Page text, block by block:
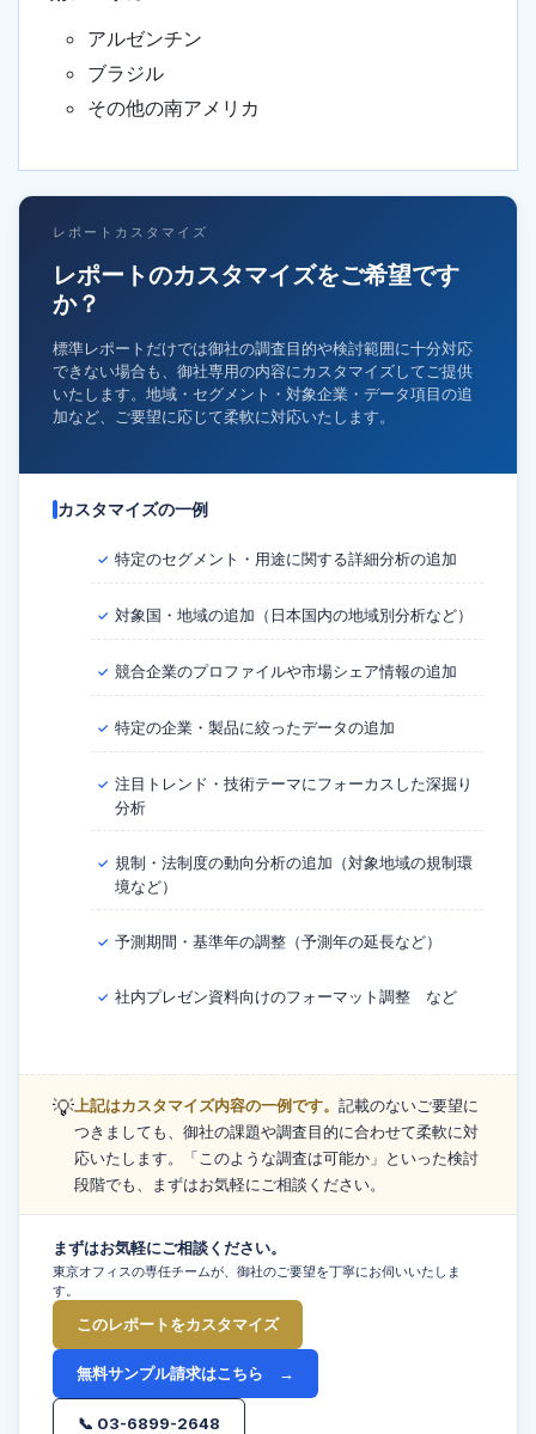
アルゼンチン
ブラジル
その他の南アメリカ
レポートカスタマイズ
レポートのカスタマイズをご希望です
か？
標準レポートだけでは御社の調査目的や検討範囲に十分対応
できない場合も、御社専用の内容にカスタマイズしてご提供
いたします。地域・セグメント・対象企業・データ項目の追
加など、ご要望に応じて柔軟に対応いたします。
カスタマイズの一例
✓ 特定のセグメント・用途に関する詳細分析の追加
✓ 対象国・地域の追加（日本国内の地域別分析など）
✓ 競合企業のプロファイルや市場シェア情報の追加
✓ 特定の企業・製品に絞ったデータの追加
✓ 注目トレンド・技術テーマにフォーカスした深掘り
分析
✓ 規制・法制度の動向分析の追加（対象地域の規制環
境など）
✓ 予測期間・基準年の調整（予測年の延長など）
✓ 社内プレゼン資料向けのフォーマット調整 など
💡上記はカスタマイズ内容の一例です。 記載のないご要望に
つきましても、御社の課題や調査目的に合わせて柔軟に対
応いたします。「このような調査は可能か」といった検討
段階でも、まずはお気軽にご相談ください。
まずはお気軽にご相談ください。
東京オフィスの専任チームが、御社のご要望を丁寧にお伺いいたしま
す。
このレポートをカスタマイズ
無料サンプル請求はこちら →
📞 03-6899-2648